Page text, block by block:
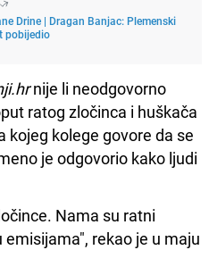
Drine | Dragan Banjac: Plemenski
pobijedio
nije li neodgovorno
ratog zločinca i huškača
kojeg kolege govore da se
je odgovorio kako ljudi
Nama su ratni
rekao je u maju